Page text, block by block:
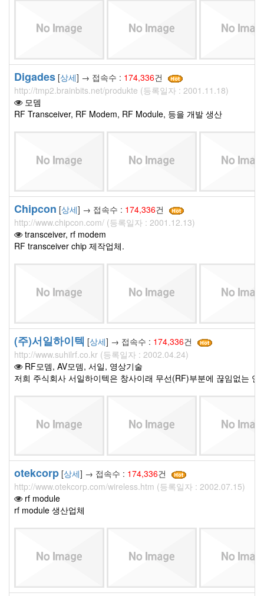
Digades [상세] → 접속수 : 174,336건
http://tmp2.brainbits.net/produkte (등록일자 : 2001.11.18)
모뎀
RF Transceiver, RF Modem, RF Module, 등을 개발 생산
Chipcon [상세] → 접속수 : 174,336건
http://www.chipcon.com/ (등록일자 : 2001.12.13)
transceiver, rf modem
RF transceiver chip 제작업체.
(주)서일하이텍 [상세] → 접속수 : 174,336건
http://www.suhilrf.co.kr (등록일자 : 2002.04.24)
RF모뎀, AV모뎀, 서일, 영상기술
저희 주식회사 서일하이텍은 창사이래 무선(RF)부분에 끊임없는
otekcorp [상세] → 접속수 : 174,336건
http://www.otekcorp.com/wireless.htm (등록일자 : 2002.07.15)
rf module
rf module 생산업체